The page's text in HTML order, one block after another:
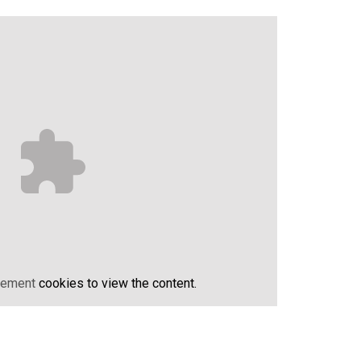
cookies to view the content.